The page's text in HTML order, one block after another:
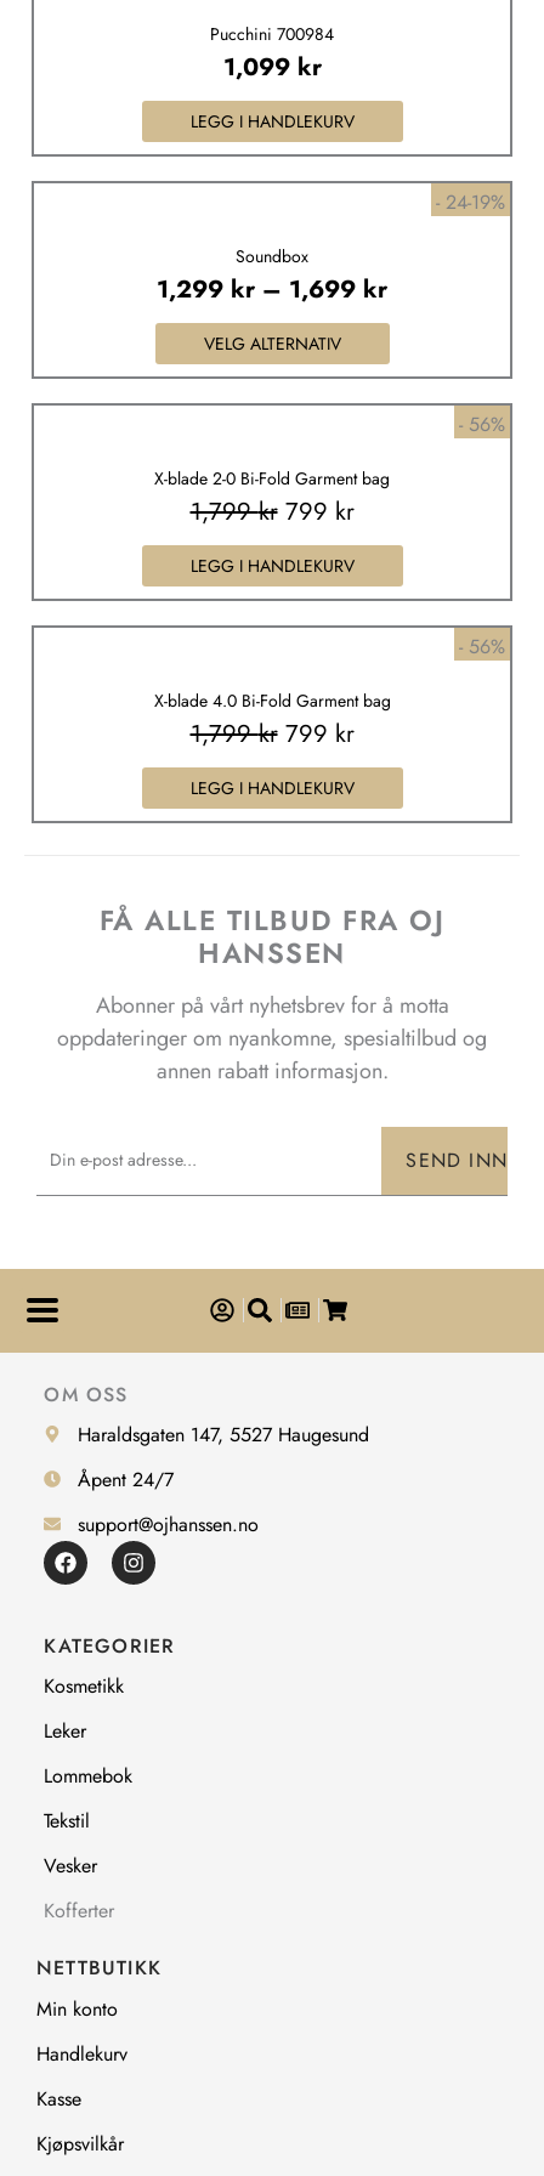
Pucchini 700984
1,099 kr
LEGG I HANDLEKURV
- 24-19%
Soundbox
1,299 kr – 1,699 kr
Price
through
1,699 kr
VELG ALTERNATIV
Dette
varianter.
Alternativene
produktsiden
- 56%
X-blade 2-0 Bi-Fold Garment bag
1,799kr
var:
1,799 kr.
799 kr
Nåværende
er:
799 kr.
LEGG I HANDLEKURV
- 56%
X-blade 4.0 Bi-Fold Garment bag
1,799kr
var:
1,799 kr.
799 kr
Nåværende
er:
799 kr.
LEGG I HANDLEKURV
FÅ ALLE TILBUD FRA OJ
HANSSEN
Abonner på vårt nyhetsbrev for å motta
oppdateringer om nyankomne, spesialtilbud og
annen rabatt informasjon.
SEND INN
OM OSS
Haraldsgaten 147, 5527 Haugesund
Åpent 24/7
support@ojhanssen.no
F
a
b
o
o
I
n
a
g
KATEGORIER
Kosmetikk
Leker
Lommebok
Tekstil
Vesker
Kofferter
NETTBUTIKK
Min konto
Handlekurv
Kasse
Kjøpsvilkår